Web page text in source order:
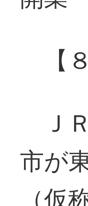
【８
Ｊ
市が
（